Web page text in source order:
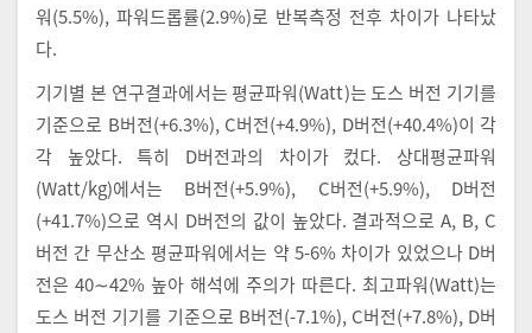
워(5.5%), 파워드롭률(2.9%)로 반복측정 전후 차이가 나타났
다.
기기별 본 연구결과에서는 평균파워(Watt)는 도스 버전 기기를
기준으로 B버전(+6.3%), C버전(+4.9%), D버전(+40.4%)이 각
각 높았다. 특히 D버전과의 차이가 컸다. 상대평균파워
(Watt/kg)에서는 B버전(+5.9%), C버전(+5.9%), D버전
(+41.7%)으로 역시 D버전의 값이 높았다. 결과적으로 A, B, C
버전 간 무산소 평균파워에서는 약 5-6% 차이가 있었으나 D버
전은 40∼42% 높아 해석에 주의가 따른다. 최고파워(Watt)는
도스 버전 기기를 기준으로 B버전(-7.1%), C버전(+7.8%), D버